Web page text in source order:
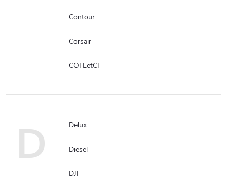
Contour
Corsair
COTEetCI
D Delux
Diesel
DJI